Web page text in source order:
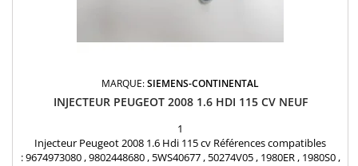
MARQUE:SIEMENS-CONTINENTAL
INJECTEUR PEUGEOT 2008 1.6 HDI 115 CV NEUF
1
Injecteur Peugeot 2008 1.6 Hdi 115 cv Références compatibles
: 9674973080 , 9802448680 , 5WS40677 , 50274V05 , 1980ER , 1980S0 ,